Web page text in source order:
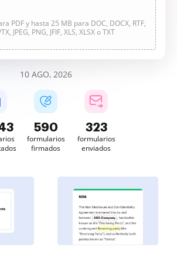
PDF y hasta 25 MB para DOC, DOCX, RTF,
JPEG, PNG, JFIF, XLS, XLSX o TXT
10 AGO, 2026
590
formularios
firmados
323
formularios
enviados